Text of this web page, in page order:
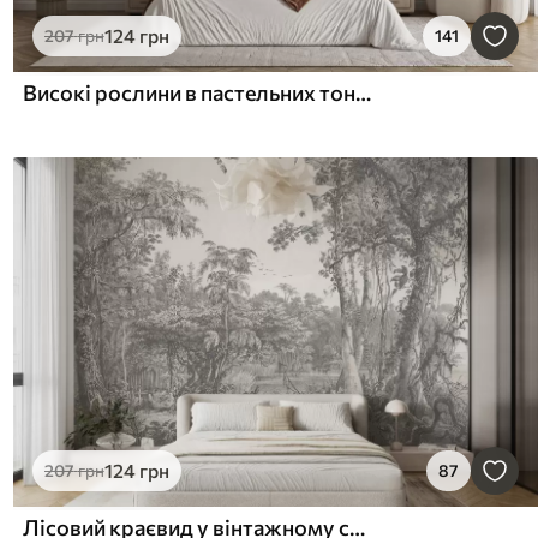
207грн124 грн 141
Високі рослини в пастельних тонах
207грн124 грн 87
Лісовий краєвид у вінтажному стилі